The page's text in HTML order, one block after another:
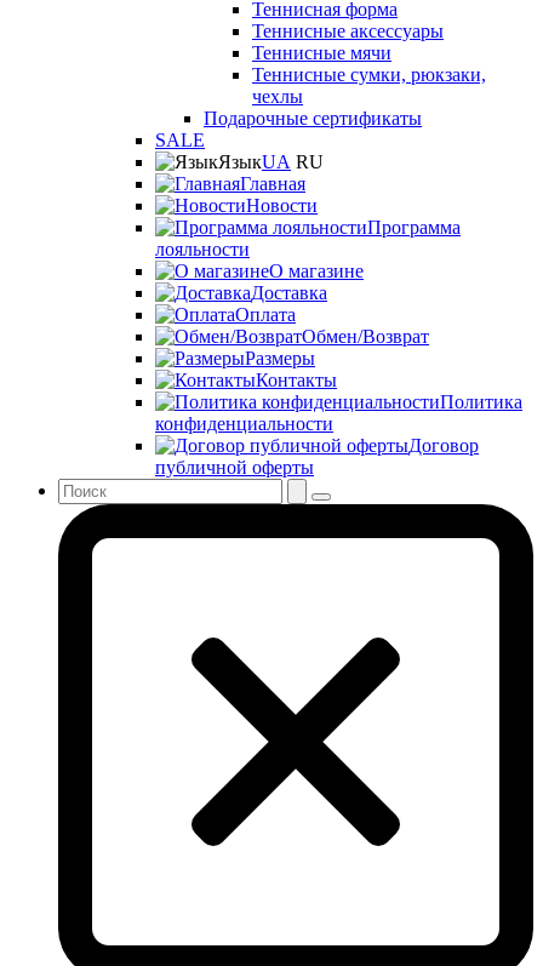
Теннисная форма
Теннисные аксессуары
Теннисные мячи
Теннисные сумки, рюкзаки,
чехлы
Подарочные сертификаты
SALE
ЯзыкUA RU
Главная
Новости
Программа
лояльности
О магазине
Доставка
Оплата
Обмен/Возврат
Размеры
Контакты
Политика
конфиденциальности
Договор
публичной оферты